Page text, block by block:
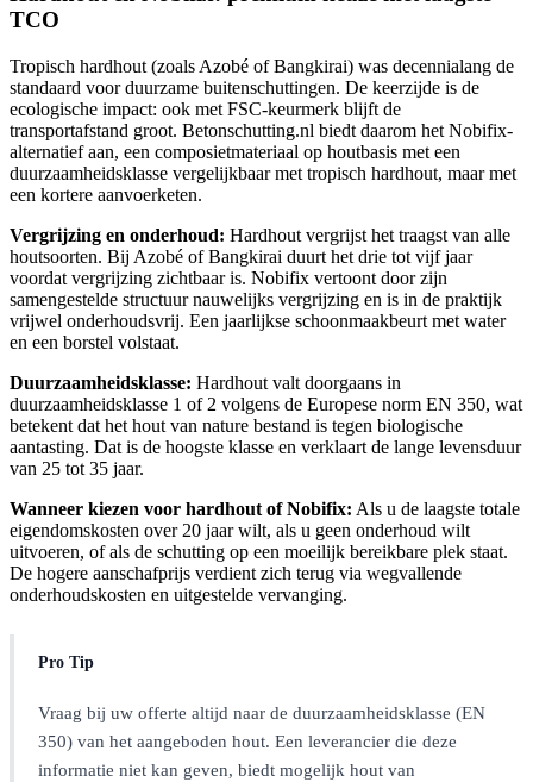
TCO
Tropisch hardhout (zoals Azobé of Bangkirai) was decennialang de
standaard voor duurzame buitenschuttingen. De keerzijde is de
ecologische impact: ook met FSC-keurmerk blijft de
transportafstand groot. Betonschutting.nl biedt daarom het Nobifix-
alternatief aan, een composietmateriaal op houtbasis met een
duurzaamheidsklasse vergelijkbaar met tropisch hardhout, maar met
een kortere aanvoerketen.
Vergrijzing en onderhoud: Hardhout vergrijst het traagst van alle
houtsoorten. Bij Azobé of Bangkirai duurt het drie tot vijf jaar
voordat vergrijzing zichtbaar is. Nobifix vertoont door zijn
samengestelde structuur nauwelijks vergrijzing en is in de praktijk
vrijwel onderhoudsvrij. Een jaarlijkse schoonmaakbeurt met water
en een borstel volstaat.
Duurzaamheidsklasse: Hardhout valt doorgaans in
duurzaamheidsklasse 1 of 2 volgens de Europese norm EN 350, wat
betekent dat het hout van nature bestand is tegen biologische
aantasting. Dat is de hoogste klasse en verklaart de lange levensduur
van 25 tot 35 jaar.
Wanneer kiezen voor hardhout of Nobifix: Als u de laagste totale
eigendomskosten over 20 jaar wilt, als u geen onderhoud wilt
uitvoeren, of als de schutting op een moeilijk bereikbare plek staat.
De hogere aanschafprijs verdient zich terug via wegvallende
onderhoudskosten en uitgestelde vervanging.
Pro Tip
Vraag bij uw offerte altijd naar de duurzaamheidsklasse (EN
350) van het aangeboden hout. Een leverancier die deze
informatie niet kan geven, biedt mogelijk hout van